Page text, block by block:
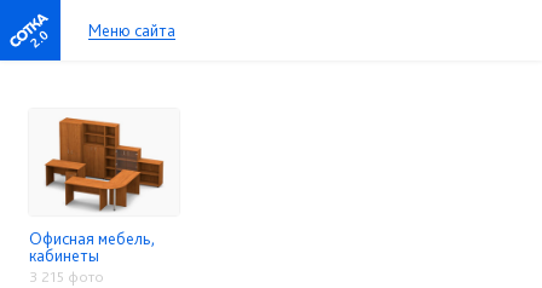
2.0 Меню сайта
Офисная мебель,
кабинеты
3 215 фото